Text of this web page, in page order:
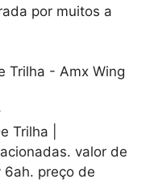
por muitos a
Trilha |
valor de
preço de